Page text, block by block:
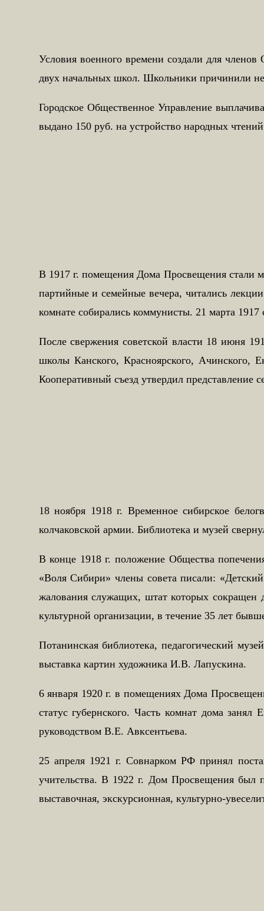
Условия военного времени создали для
двух начальных школ. Школьники причинили
Городское Общественное Управление
выдано 150 руб. на устройство народных
В 1917 г. помещения Дома Просвещения стали
партийные и семейные вечера, читались
комнате собирались коммунисты. 21 марта
После свержения советской власти 18 июня
школы Канского, Красноярского, Ачинского,
Кооперативный съезд утвердил представление
18 ноября 1918 г. Временное сибирское
колчаковской армии. Библиотека и музей
В конце 1918 г. положение Общества
«Воля Сибири» члены совета писали:
жалования служащих, штат которых сокращен
культурной организации, в течение 35 лет
Потанинская библиотека, педагогический
выставка картин художника И.В. Лапускина.
6 января 1920 г. в помещениях Дома
статус губернского. Часть комнат дома
руководством В.Е. Авксентьева.
25 апреля 1921 г. Совнарком РФ принял
учительства. В 1922 г. Дом Просвещения был
выставочная, экскурсионная, культурно-